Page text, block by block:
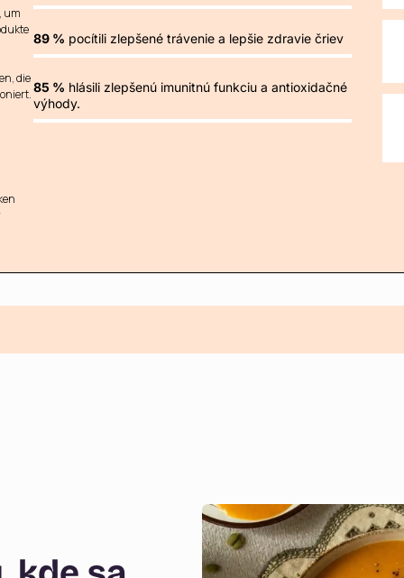
um
die
89 % pocítili zlepšené trávenie a lepšie zdravie čriev
85 % hlásili zlepšenú imunitnú funkciu a antioxidačné
výhody.